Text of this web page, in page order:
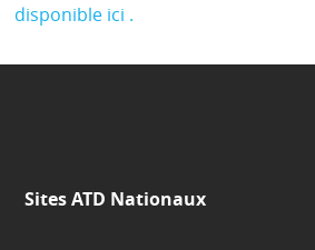
disponible ici .
Sites ATD Nationaux